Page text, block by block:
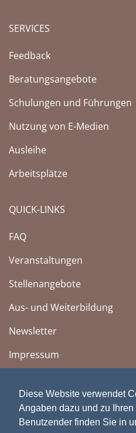
Diese Website verwendet
Angaben dazu und zu
Benutzender finden Sie in
SERVICES
Feedback
Beratungsangebote
Schulungen und Führungen
Nutzung von E-Medien
Ausleihe
Arbeitsplätze
QUICK-LINKS
FAQ
Veranstaltungen
Stellenangebote
Aus- und Weiterbildung
Newsletter
Impressum